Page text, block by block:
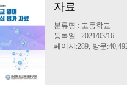
자료
분류명 : 고등학교
등록일 : 2021/03/16
페이지:289, 방문